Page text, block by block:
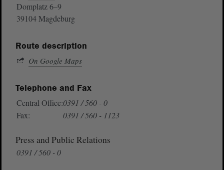
Domplatz 6–9
39104 Magdeburg
Route description
On Google Maps
Telephone and Fax
Central Office:0391 / 560 - 0
Fax:
0391 / 560 - 1123
Press and Public Relations
0391 / 560 - 0